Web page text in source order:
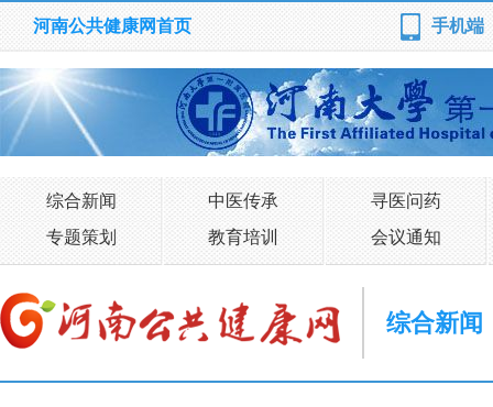
河南公共健康网首页 手机端
综合新闻 中医传承
寻医问药
专题策划
教育培训 会议通知
综合新闻